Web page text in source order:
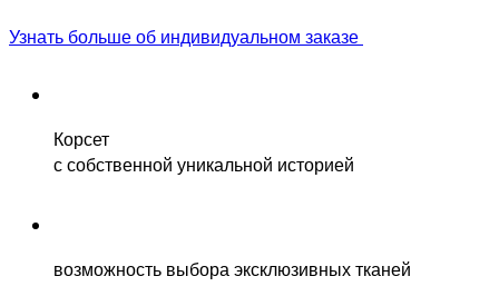
Узнать больше об индивидуальном заказе
Корсет
с собственной уникальной историей
возможность выбора эксклюзивных тканей